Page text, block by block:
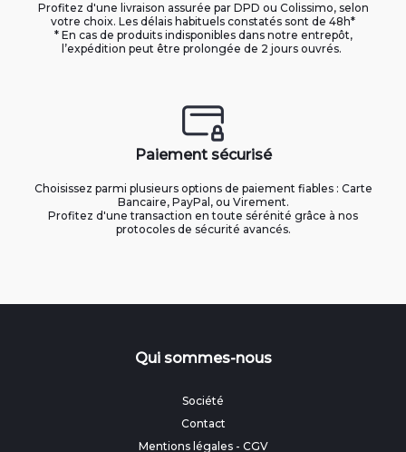
Profitez d'une livraison assurée par DPD ou Colissimo, selon
votre choix. Les délais habituels constatés sont de 48h*
* En cas de produits indisponibles dans notre entrepôt,
l’expédition peut être prolongée de 2 jours ouvrés.
Paiement sécurisé
Choisissez parmi plusieurs options de paiement fiables : Carte
Bancaire, PayPal, ou Virement.
Profitez d'une transaction en toute sérénité grâce à nos
protocoles de sécurité avancés.
Qui sommes-nous
Société
Contact
Mentions légales- CGV